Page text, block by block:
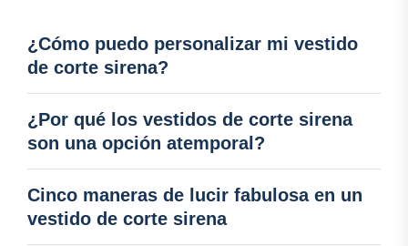
¿Cómo puedo personalizar mi vestido
de corte sirena?
¿Por qué los vestidos de corte sirena
son una opción atemporal?
Cinco maneras de lucir fabulosa en un
vestido de corte sirena